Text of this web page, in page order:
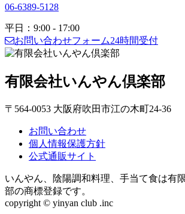
06-6389-5128
平日：9:00 - 17:00
お問い合わせフォーム24時間受付
有限会社いんやん倶楽部
〒564-0053 大阪府吹田市江の木町24-36
お問い合わせ
個人情報保護方針
公式通販サイト
いんやん、陰陽調和料理、手当て食は有
部の商標登録です。
copyright © yinyan club .inc